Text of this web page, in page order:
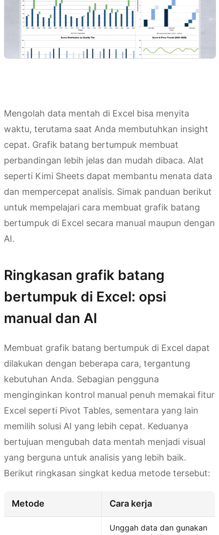
Mengolah data mentah di Excel bisa menyita
waktu, terutama saat Anda membutuhkan insight
cepat. Grafik batang bertumpuk membuat
perbandingan lebih jelas dan mudah dibaca. Alat
seperti Kimi Sheets dapat membantu menata data
dan mempercepat analisis. Simak panduan berikut
untuk mempelajari cara membuat grafik batang
bertumpuk di Excel secara manual maupun dengan
AI.
Ringkasan grafik batang
bertumpuk di Excel: opsi
manual dan AI
Membuat grafik batang bertumpuk di Excel dapat
dilakukan dengan beberapa cara, tergantung
kebutuhan Anda. Sebagian pengguna
menginginkan kontrol manual penuh memakai fitur
Excel seperti Pivot Tables, sementara yang lain
memilih solusi AI yang lebih cepat. Keduanya
bertujuan mengubah data mentah menjadi visual
yang berguna untuk analisis yang lebih baik.
Berikut ringkasan singkat kedua metode tersebut:
Metode Cara kerja
Unggah data dan gunakan